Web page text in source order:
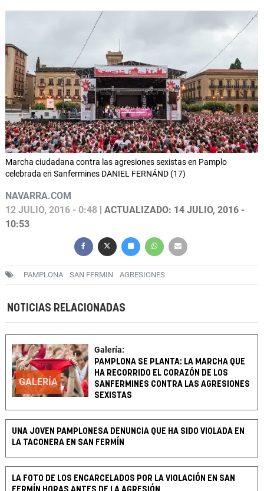
Marcha ciudadana contra las agresiones sexistas en Pamplo
celebrada en Sanfermines DANIEL FERNÁND (17)
NAVARRA.COM
12 JULIO, 2016 - 0:48 | ACTUALIZADO: 14 JULIO, 2016 -
10:53
PAMPLONA SAN FERMIN AGRESIONES
NOTICIAS RELACIONADAS
GALERÍA
Galería:
PAMPLONA SE PLANTA: LA MARCHA QUE
HA RECORRIDO EL CORAZÓN DE LOS
SANFERMINES CONTRA LAS AGRESIONES
SEXISTAS
UNA JOVEN PAMPLONESA DENUNCIA QUE HA SIDO VIOLADA EN
LA TACONERA EN SAN FERMÍN
LA FOTO DE LOS ENCARCELADOS POR LA VIOLACIÓN EN SAN